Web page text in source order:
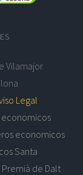
Vilamajor
Legal
economicos
economicos
Santa
de Dalt